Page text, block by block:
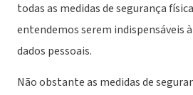
todas as medidas de segurança
entendemos serem indispensáveis
dados pessoais.
Não obstante as medidas de